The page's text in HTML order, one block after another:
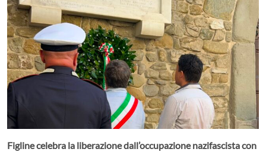
Figline celebra la liberazione dall’occupazione nazifascista con